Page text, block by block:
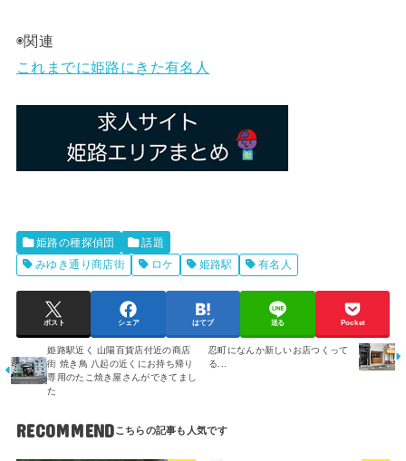
◉関連
これまでに姫路にきた有名人
姫路の種探偵団
話題
みゆき通り商店街
ロケ 姫路駅 有名人
ポスト シェア はてブ 送る Pocket
姫路駅近く 山陽百貨店付近の商店
街 焼き鳥 八起の近くにお持ち帰り
専用のたこ焼き屋さんができてまし
た
忍町になんか新しいお店つくって
る...
RECOMMEND